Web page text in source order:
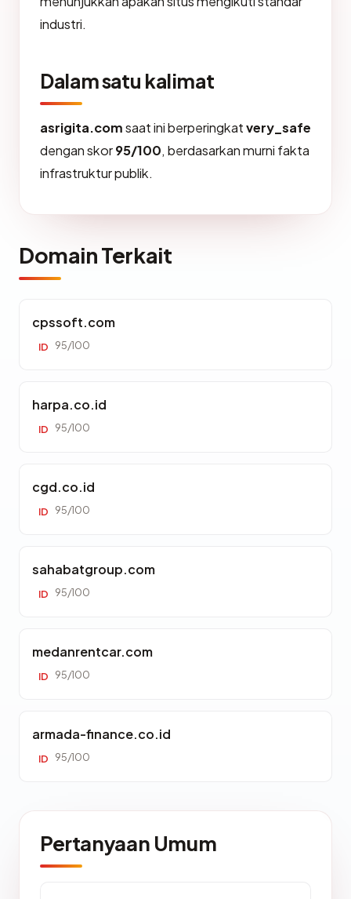
industri.
Dalam satu kalimat
asrigita.comsaat ini berperingkatvery_safe
dengan skor95/100, berdasarkan murni fakta
infrastruktur publik.
Domain Terkait
cpssoft.com
ID 95/100
harpa.co.id
ID 95/100
cgd.co.id
ID 95/100
sahabatgroup.com
ID 95/100
medanrentcar.com
ID 95/100
armada-finance.co.id
ID 95/100
Pertanyaan Umum